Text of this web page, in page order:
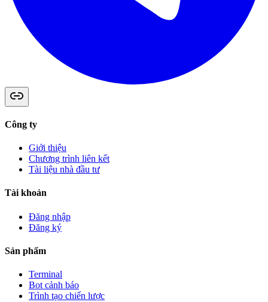
Công ty
Giới thiệu
Chương trình liên kết
Tài liệu nhà đầu tư
Tài khoản
Đăng nhập
Đăng ký
Sản phẩm
Terminal
Bot cảnh báo
Trình tạo chiến lược